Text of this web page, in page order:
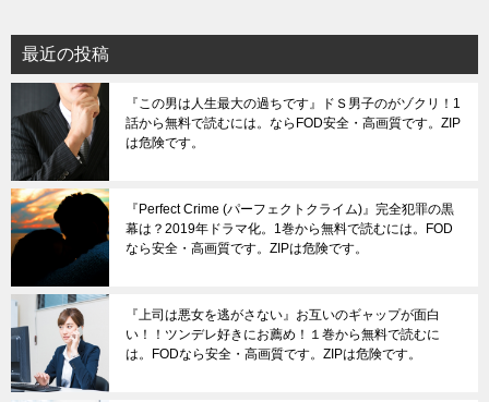
最近の投稿
『この男は人生最大の過ちです』ドＳ男子のがゾクリ！1
話から無料で読むには。ならFOD安全・高画質です。ZIP
は危険です。
『Perfect Crime (パーフェクトクライム)』完全犯罪の黒
幕は？2019年ドラマ化。1巻から無料で読むには。FOD
なら安全・高画質です。ZIPは危険です。
『上司は悪女を逃がさない』お互いのギャップが面白
い！！ツンデレ好きにお薦め！１巻から無料で読むに
は。FODなら安全・高画質です。ZIPは危険です。